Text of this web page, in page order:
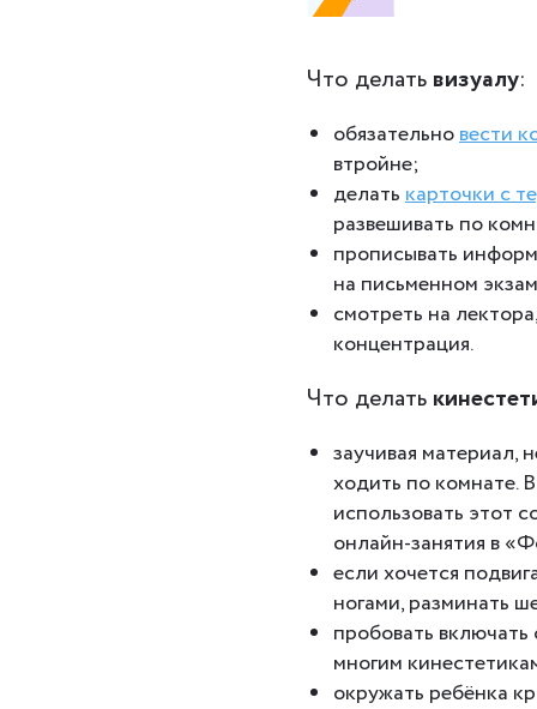
Что делать визуалу:
обязательновести
втройне;
делатькарточки с
развешивать по
прописывать
на письменном
смотреть на
концентрация.
Что делать
заучивая материал,
ходить по комнате.
использовать этот
онлайн-занятия в
если хочется
ногами, разминать
пробовать
многим
окружать ребёнка